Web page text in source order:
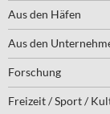
Aus den Häfen
Aus den
Forschung
Freizeit / Sport /